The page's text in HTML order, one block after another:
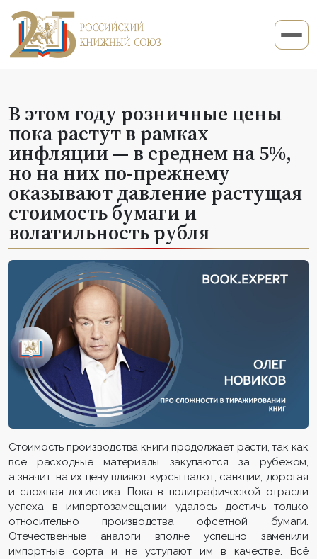
В этом году розничные цены
пока растут в рамках
инфляции — в среднем на 5%,
но на них по-прежнему
оказывают давление растущая
стоимость бумаги и
волатильность рубля
Стоимость производства книги продолжает расти, так как
все расходные материалы закупаются за рубежом,
а значит, на их цену влияют курсы валют, санкции, дорогая
и сложная логистика. Пока в полиграфической отрасли
успеха в импортозамещении удалось достичь только
относительно производства офсетной бумаги.
Отечественные аналоги вполне успешно заменили
импортные сорта и не уступают им в качестве. Всё